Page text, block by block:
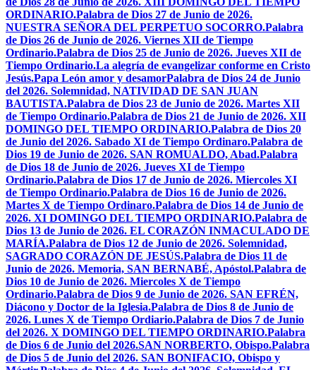
ORDINARIO.Palabra de Dios 27 de Junio de 2026.
NUESTRA SEÑORA DEL PERPETUO SOCORRO.Palabra
de Dios 26 de Junio de 2026. Viernes XII de Tiempo
Ordinario.Palabra de Dios 25 de Junio de 2026. Jueves XII de
Tiempo Ordinario.La alegría de evangelizar conforme en Cristo
Jesús.Papa León amor y desamorPalabra de Dios 24 de Junio
del 2026. Solemnidad, NATIVIDAD DE SAN JUAN
BAUTISTA.Palabra de Dios 23 de Junio de 2026. Martes XII
de Tiempo Ordinario.Palabra de Dios 21 de Junio de 2026. XII
DOMINGO DEL TIEMPO ORDINARIO.Palabra de Dios 20
de Junio del 2026. Sabado XI de Tiempo Ordinaro.Palabra de
Dios 19 de Junio de 2026. SAN ROMUALDO, Abad.Palabra
de Dios 18 de Junio de 2026. Jueves XI de Tiempo
Ordinario.Palabra de Dios 17 de Junio de 2026. Miercoles XI
de Tiempo Ordinario.Palabra de Dios 16 de Junio de 2026.
Martes X de Tiempo Ordinaro.Palabra de Dios 14 de Junio de
2026. XI DOMINGO DEL TIEMPO ORDINARIO.Palabra de
Dios 13 de Junio de 2026. EL CORAZÓN INMACULADO DE
MARÍA.Palabra de Dios 12 de Junio de 2026. Solemnidad,
SAGRADO CORAZÓN DE JESÚS.Palabra de Dios 11 de
Junio de 2026. Memoria, SAN BERNABÉ, Apóstol.Palabra de
Dios 10 de Junio de 2026. Miercoles X de Tiempo
Ordinario.Palabra de Dios 9 de Junio de 2026. SAN EFRÉN,
Diácono y Doctor de la Iglesia.Palabra de Dios 8 de Junio de
2026. Lunes X de Tiempo Ordiario.Palabra de Dios 7 de Junio
del 2026. X DOMINGO DEL TIEMPO ORDINARIO.Palabra
de Dios 6 de Junio del 2026.SAN NORBERTO, Obispo.Palabra
de Dios 5 de Junio del 2026. SAN BONIFACIO, Obispo y